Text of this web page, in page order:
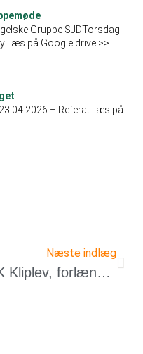
Gruppe SJDTorsdag
Læs på Google drive >>
– Referat Læs på
Næste indlæg
VK Kliplev, forlænget tilmeldingsfrist